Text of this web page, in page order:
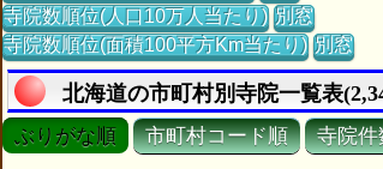
寺院数順位(人口10万人当たり) 別窓
寺院数順位(面積100平方Km当たり) 別窓
北海道の市町村別寺院一覧表
ぶりがな順 市町村コード順 寺院件